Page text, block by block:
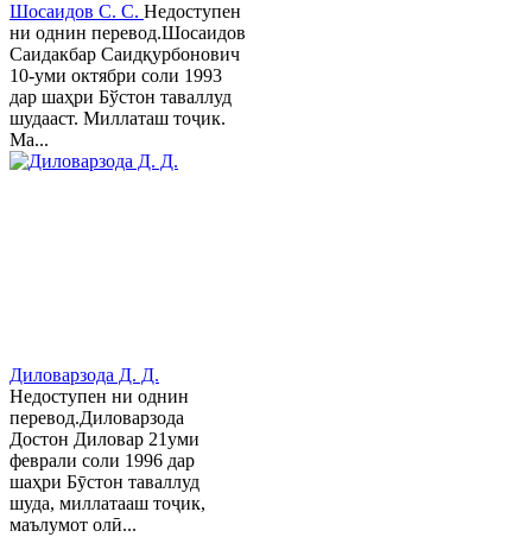
Шосаидов С. С. Недоступен
ни однин перевод.Шосаидов
Саидакбар Саидқурбонович
10-уми октябри соли 1993
дар шаҳри Бўстон таваллуд
шудааст. Миллаташ тоҷик.
Ма...
Диловарзода Д. Д.
Недоступен ни однин
перевод.Диловарзода
Достон Диловар 21уми
феврали соли 1996 дар
шаҳри Бӯстон таваллуд
шуда, миллатааш тоҷик,
маълумот олӣ...